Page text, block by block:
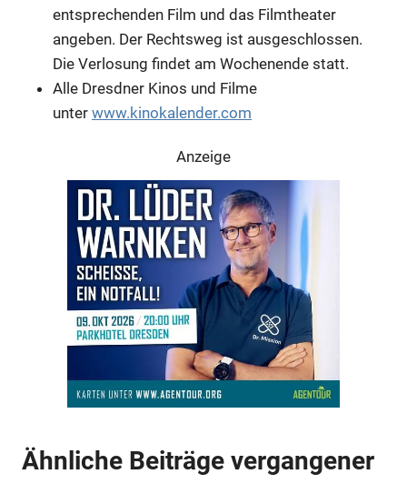
entsprechenden Film und das Filmtheater
angeben. Der Rechtsweg ist ausgeschlossen.
Die Verlosung findet am Wochenende statt.
Alle Dresdner Kinos und Filme
unter www.kinokalender.com
Anzeige
Ähnliche Beiträge vergangener